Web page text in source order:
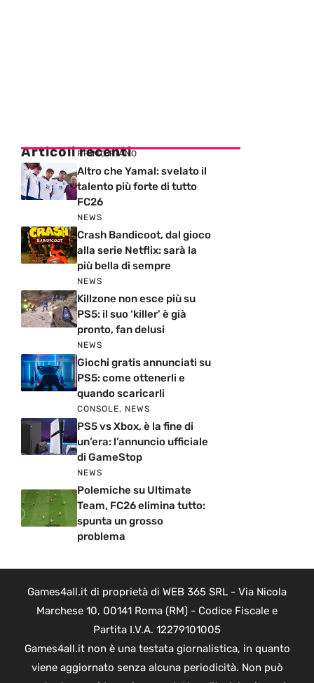
Articoli recenti
PRIMO PIANO
Altro che Yamal: svelato il
talento più forte di tutto
FC26
NEWS
Crash Bandicoot, dal gioco
alla serie Netflix: sarà la
più bella di sempre
NEWS
Killzone non esce più su
PS5: il suo ‘killer’ è già
pronto, fan delusi
NEWS
Giochi gratis annunciati su
PS5: come ottenerli e
quando scaricarli
CONSOLE, NEWS
PS5 vs Xbox, è la fine di
un’era: l’annuncio ufficiale
di GameStop
NEWS
Polemiche su Ultimate
Team, FC26 elimina tutto:
spunta un grosso
problema
Games4all.it di proprietà di WEB 365 SRL - Via Nicola
Marchese 10, 00141 Roma (RM) - Codice Fiscale e
Partita I.V.A. 12279101005
Games4all.it non è una testata giornalistica, in quanto
viene aggiornato senza alcuna periodicità. Non può